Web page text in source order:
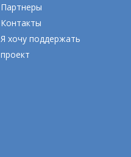
Партнеры
Контакты
Я хочу поддержать
проект